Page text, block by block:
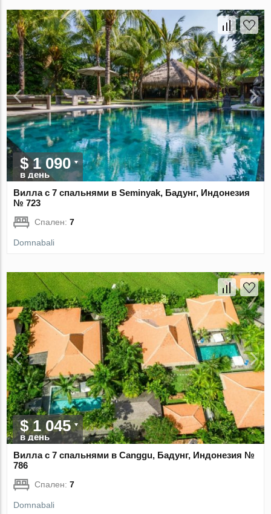
$ 1 090
в день
Вилла с 7 спальнями в Seminyak, Бадунг, Индонезия
№ 723
Спален:7
Domnabali
$ 1 045
в день
Вилла с 7 спальнями в Canggu, Бадунг, Индонезия №
786
Спален:7
Domnabali